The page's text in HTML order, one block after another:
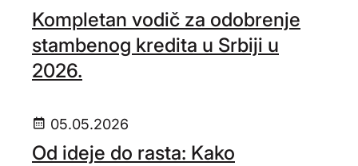
Kompletan vodič za odobrenje
stambenog kredita u Srbiji u
2026.
05.05.2026
Od ideje do rasta: Kako